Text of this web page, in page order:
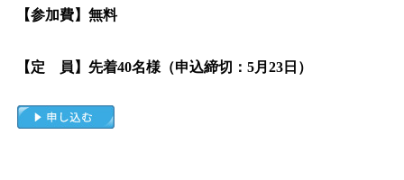
【参加費】無料
【定 員】先着40名様（申込締切：5月23日）